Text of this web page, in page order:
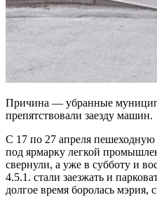
Причина — убранные
препятствовали заезду машин.
С 17 по 27 апреля
под ярмарку легкой
свернули, а уже в субботу и
4.5.1. стали заезжать и
долгое время боролась мэрия,